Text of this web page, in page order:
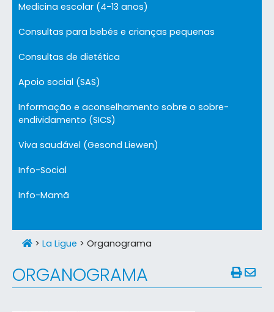
Medicina escolar (4-13 anos)
Consultas para bebés e crianças pequenas
Consultas de dietética
Apoio social (SAS)
Informação e aconselhamento sobre o sobre-
endividamento (SICS)
Viva saudável (Gesond Liewen)
Info-Social
Info-Mamã
> La Ligue > Organograma
ORGANOGRAMA